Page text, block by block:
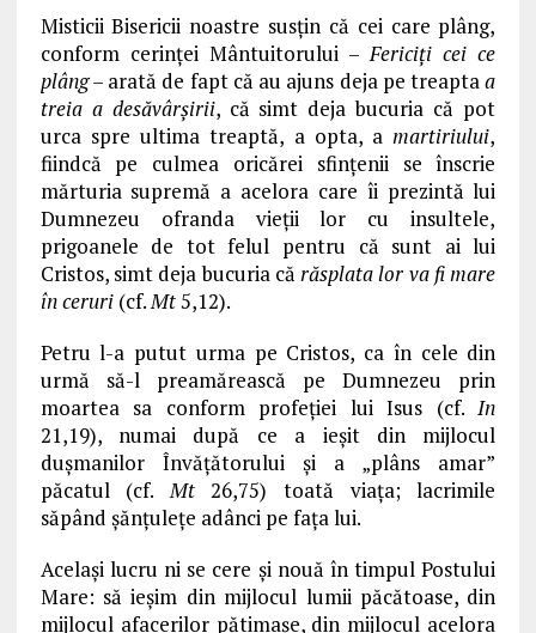
Misticii Bisericii noastre susţin că cei care plâng,
conform cerinţei Mântuitorului –Fericiţi cei ce
plâng– arată de fapt că au ajuns deja pe treaptaa
treia a desăvârşirii, că simt deja bucuria că pot
urca spre ultima treaptă, a opta, amartiriului,
fiindcă pe culmea oricărei sfinţenii se înscrie
mărturia supremă a acelora care îi prezintă lui
Dumnezeu ofranda vieţii lor cu insultele,
prigoanele de tot felul pentru că sunt ai lui
Cristos, simt deja bucuria cărăsplata lor va fi mare
în ceruri(cf.Mt5,12).
Petru l-a putut urma pe Cristos, ca în cele din
urmă să-l preamărească pe Dumnezeu prin
moartea sa conform profeţiei lui Isus (cf.In
21,19), numai după ce a ieşit din mijlocul
duşmanilor Învăţătorului şi a „plâns amar”
păcatul (cf.Mt26,75) toată viaţa; lacrimile
săpând şănţuleţe adânci pe faţa lui.
Acelaşi lucru ni se cere şi nouă în timpul Postului
Mare: să ieşim din mijlocul lumii păcătoase, din
mijlocul afacerilor pătimaşe, din mijlocul acelora